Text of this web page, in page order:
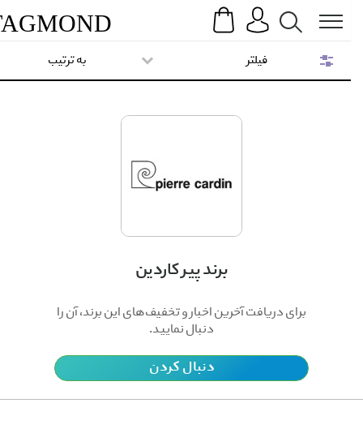
Search
TAGMOND
برند پیر کاردین
برای دریافت آخرین اخبار و تخفیف‌های این برند، آن را
دنبال نمایید.
دنبال کردن
به ترتیب فیلتر